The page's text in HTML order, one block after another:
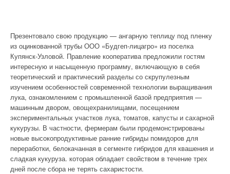
Презентовало свою продукцию — ангарную теплицу под пленку
из оцинкованной трубы ООО «Будгеп-лицагро» из поселка
Купянск-Узловой. Правление кооператива предложили гостям
интересную и насыщенную программу, включающую в себя
теоретический и практический разделы со скрупулезным
изучением особенностей современной технологии выращивания
лука, ознакомлением с промышленной базой предприятия —
машинным двором, овощехранилищами, посещением
экспериментальных участков лука, томатов, капусты и сахарной
кукурузы. В частности, фермерам были продемонстрированы
новые высокопродуктивные ранние гибриды помидоров для
переработки, белокачанная в сегменте гибридов для квашения и
сладкая кукуруза. которая обладает свойством в течение трех
дней после сбора не терять сахаристости.